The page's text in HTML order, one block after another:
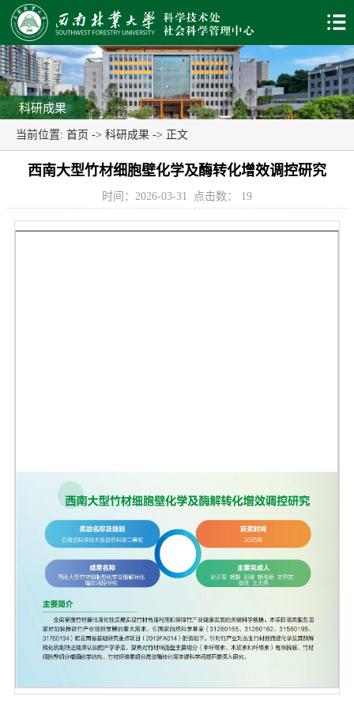
科研成果
当前位置: 首页 -> 科研成果 -> 正文
西南大型竹材细胞壁化学及酶转化增效调控研究
时间：2026-03-31 点击数： 19